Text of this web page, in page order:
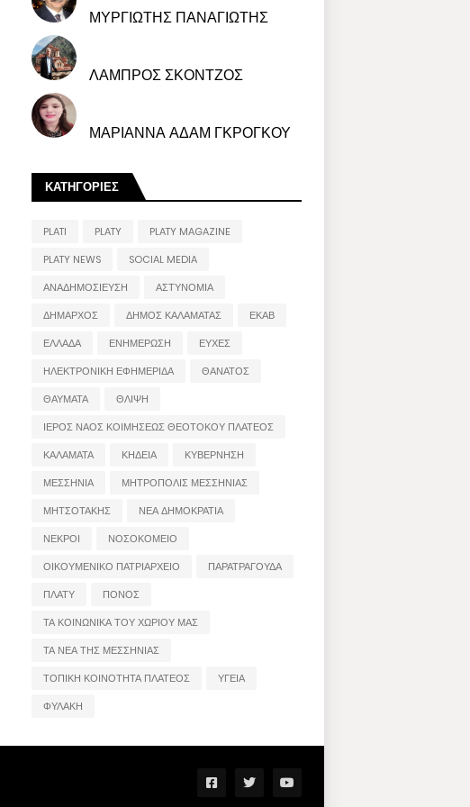
ΜΥΡΓΙΩΤΗΣ ΠΑΝΑΓΙΩΤΗΣ
ΛΑΜΠΡΟΣ ΣΚΟΝΤΖΟΣ
ΜΑΡΙΑΝΝΑ ΑΔΑΜ ΓΚΡΟΓΚΟΥ
ΚΑΤΗΓΟΡΙΕΣ
PLATI PLATY
PLATY MAGAZINE
PLATY NEWS
SOCIAL MEDIA
ΑΝΑΔΗΜΟΣΙΕΥΣΗ
ΑΣΤΥΝΟΜΙΑ
ΔΗΜΑΡΧΟΣ
ΔΗΜΟΣ ΚΑΛΑΜΑΤΑΣ
ΕΚΑΒ
ΕΛΛΑΔΑ
ΕΝΗΜΕΡΩΣΗ
ΕΥΧΕΣ
ΗΛΕΚΤΡΟΝΙΚΗ ΕΦΗΜΕΡΙΔΑ
ΘΑΝΑΤΟΣ
ΘΑΥΜΑΤΑ
ΘΛΙΨΗ
ΙΕΡΟΣ ΝΑΟΣ ΚΟΙΜΗΣΕΩΣ ΘΕΟΤΟΚΟΥ ΠΛΑΤΕΟΣ
ΚΑΛΑΜΑΤΑ
ΚΗΔΕΙΑ
ΚΥΒΕΡΝΗΣΗ
ΜΕΣΣΗΝΙΑ
ΜΗΤΡΟΠΟΛΙΣ ΜΕΣΣΗΝΙΑΣ
ΜΗΤΣΟΤΑΚΗΣ
ΝΕΑ ΔΗΜΟΚΡΑΤΙΑ
ΝΕΚΡΟΙ
ΝΟΣΟΚΟΜΕΙΟ
ΟΙΚΟΥΜΕΝΙΚΟ ΠΑΤΡΙΑΡΧΕΙΟ
ΠΑΡΑΤΡΑΓΟΥΔΑ
ΠΛΑΤΥ
ΠΟΝΟΣ
ΤΑ ΚΟΙΝΩΝΙΚΑ ΤΟΥ ΧΩΡΙΟΥ ΜΑΣ
ΤΑ ΝΕΑ ΤΗΣ ΜΕΣΣΗΝΙΑΣ
ΤΟΠΙΚΗ ΚΟΙΝΟΤΗΤΑ ΠΛΑΤΕΟΣ
ΥΓΕΙΑ
ΦΥΛΑΚΗ